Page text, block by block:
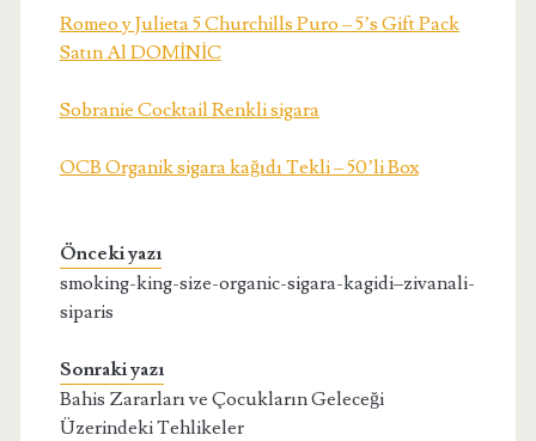
Romeo y Julieta 5 Churchills Puro – 5’s Gift Pack
Satın Al DOMİNİC
Sobranie Cocktail Renkli sigara
OCB Organik sigara kağıdı Tekli – 50’li Box
Önceki yazı
smoking-king-size-organic-sigara-kagidi–zivanali-
siparis
Sonraki yazı
Bahis Zararları ve Çocukların Geleceği
Üzerindeki Tehlikeler